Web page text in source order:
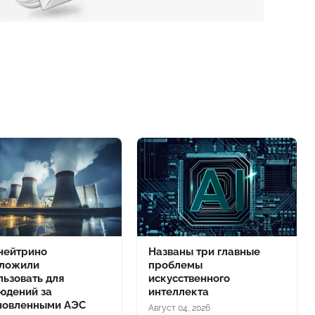
для
за
АЭС
Названы три главные
проблемы
искусственного
интеллекта
Август 04, 2026